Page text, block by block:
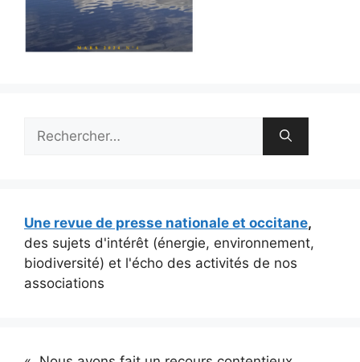
Une revue de presse nationale et occitane,
des sujets d'intérêt (énergie, environnement,
biodiversité) et l'écho des activités de nos
associations